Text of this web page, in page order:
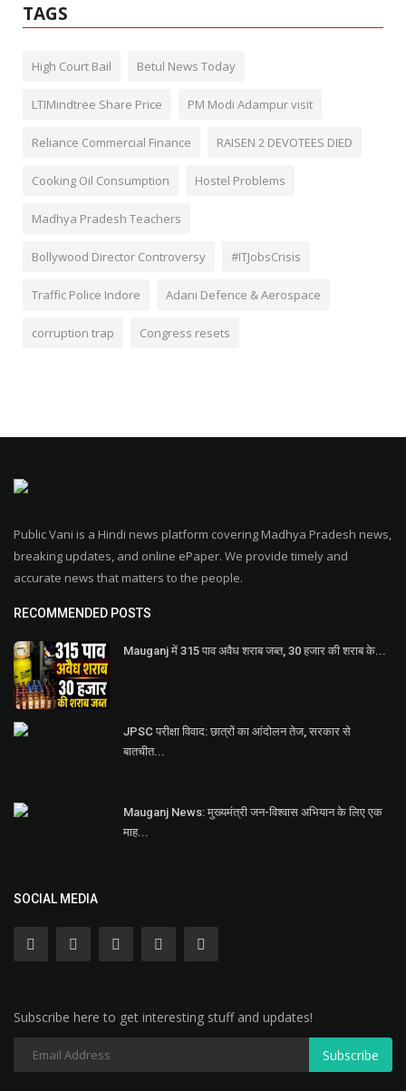
TAGS
High Court Bail Betul News Today
LTIMindtree Share Price PM Modi Adampur visit
Reliance Commercial Finance RAISEN 2 DEVOTEES DIED
Cooking Oil Consumption Hostel Problems
Madhya Pradesh Teachers
Bollywood Director Controversy #ITJobsCrisis
Traffic Police Indore Adani Defence & Aerospace
corruption trap Congress resets
Public Vani is a Hindi news platform covering Madhya Pradesh news,
breaking updates, and online ePaper. We provide timely and
accurate news that matters to the people.
RECOMMENDED POSTS
Mauganj में 315 पाव अवैध शराब जब्त, 30 हजार की शराब के...
JPSC परीक्षा विवाद: छात्रों का आंदोलन तेज, सरकार से
बातचीत...
Mauganj News: मुख्यमंत्री जन-विश्वास अभियान के लिए एक
माह...
SOCIAL MEDIA
Subscribe here to get interesting stuff and updates!
Subscribe